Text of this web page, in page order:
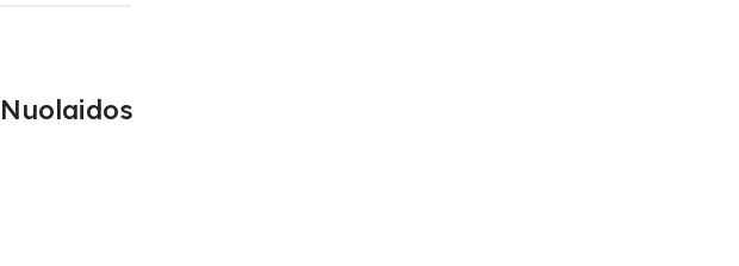
Nuolaidos